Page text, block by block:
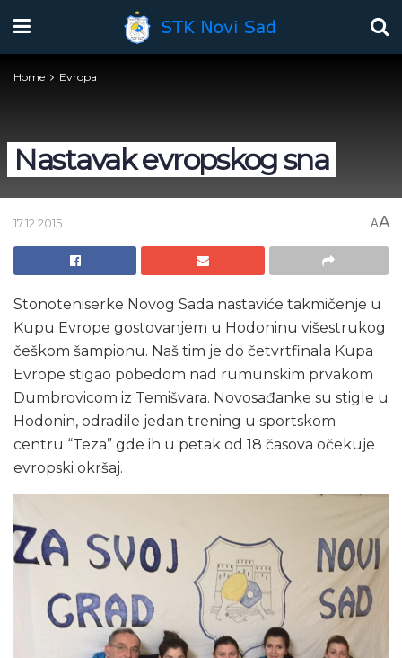
Home Evropa
Nastavak evropskog sna
17.12.2015. AA
Stonoteniserke Novog Sada nastaviće takmičenje u
Kupu Evrope gostovanjem u Hodoninu višestrukog
češkom šampionu. Naš tim je do četvrtfinala Kupa
Evrope stigao pobedom nad rumunskim prvakom
Dumbrovicom iz Temišvara. Novosađanke su stigle u
Hodonin, odradile jedan trening u sportskom
centru “Teza” gde ih u petak od 18 časova očekuje
evropski okršaj.